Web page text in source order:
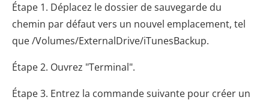
Étape 1. Déplacez le dossier de sauvegarde du
chemin par défaut vers un nouvel emplacement, tel
que /Volumes/ExternalDrive/iTunesBackup.
Étape 2. Ouvrez "Terminal".
Étape 3. Entrez la commande suivante pour créer un